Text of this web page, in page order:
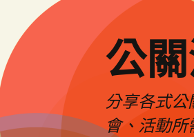
公
分享各式
會、活動所